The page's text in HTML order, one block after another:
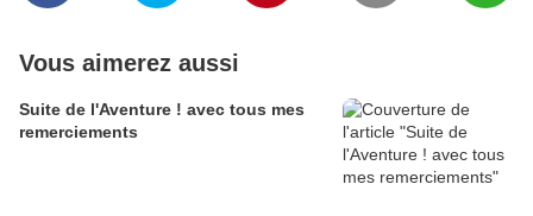
Vous aimerez aussi
Suite de l'Aventure ! avec tous mes
remerciements